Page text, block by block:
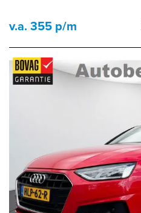
v.a. 355 p/m